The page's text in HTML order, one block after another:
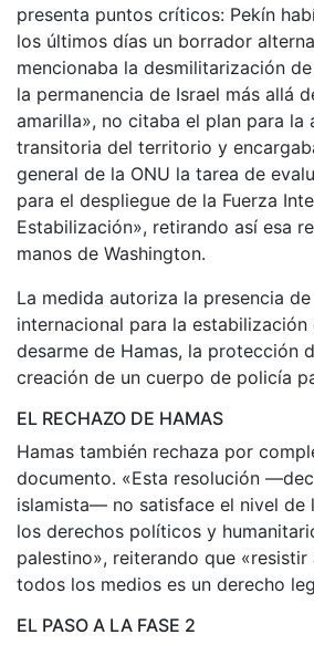
presenta puntos críticos: Pekín
los últimos días un borrador
mencionaba la desmilitarización
la permanencia de Israel más allá
amarilla», no citaba el plan para la
transitoria del territorio y
general de la ONU la tarea de
para el despliegue de la Fuerza
Estabilización», retirando así esa
manos de Washington.
La medida autoriza la presencia
internacional para la estabilización
desarme de Hamas, la protección
creación de un cuerpo de policía
EL RECHAZO DE HAMAS
Hamas también rechaza por
documento. «Esta resolución
islamista— no satisface el nivel de
los derechos políticos y
palestino», reiterando que
todos los medios es un derecho
EL PASO A LA FASE 2